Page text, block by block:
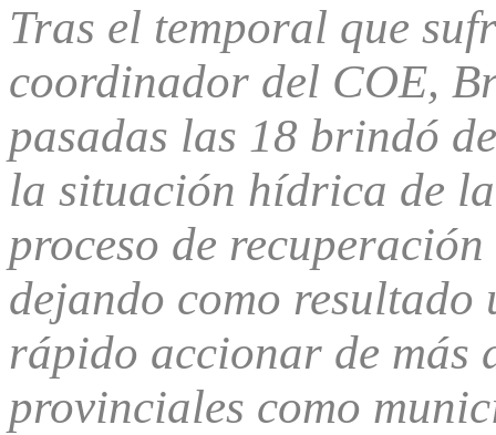
Tras el temporal que
coordinador del COE,
pasadas las 18 brindó
la situación hídrica de
proceso de
dejando como
rápido accionar de más
provinciales como